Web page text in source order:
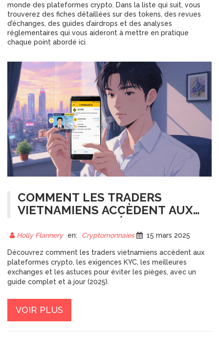
monde des plateformes crypto. Dans la liste qui suit, vous
trouverez des fiches détaillées sur des tokens, des revues
d’échanges, des guides d’airdrops et des analyses
réglementaires qui vous aideront à mettre en pratique
chaque point abordé ici.
COMMENT LES TRADERS
VIETNAMIENS ACCÈDENT AUX
PLATEFORMES D'ÉCHANGE
CRYPTO
Holly Flannery en: Cryptomonnaies 15 mars 2025
Découvrez comment les traders vietnamiens accèdent aux
plateformes crypto, les exigences KYC, les meilleures
exchanges et les astuces pour éviter les pièges, avec un
guide complet et à jour (2025).
VOIR PLUS